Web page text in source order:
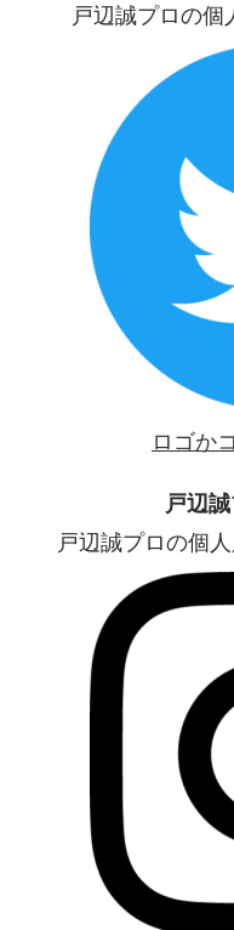
戸辺誠プロの個
ロゴか
戸辺
戸辺誠プロの個